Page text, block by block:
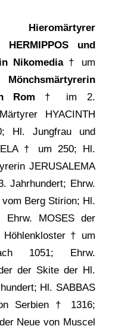
Hieromärtyrer
HERMIPPOS und
Nikomedia† um
Rom † im 2.
HYACINTH
Hl. Jungfrau und
† um 250; Hl.
JERUSALEMA
Jahrhundert; Ehrw.
Berg Stirion; Hl.
Ehrw. MOSES der
† um
1051; Ehrw.
der Skite der Hl.
Hl. SABBAS
Serbien † 1316;
Neue von Muscel